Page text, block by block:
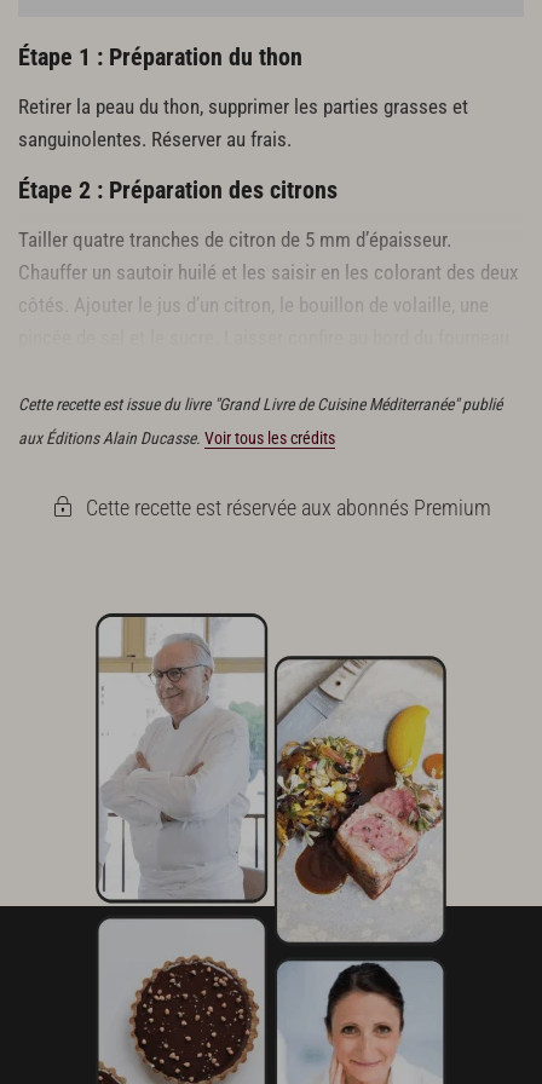
Étape 1 : Préparation du thon
Retirer la peau du thon, supprimer les parties grasses et
sanguinolentes. Réserver au frais.
Étape 2 : Préparation des citrons
Tailler quatre tranches de citron de 5 mm d’épaisseur.
Chauffer un sautoir huilé et les saisir en les colorant des deux
côtés. Ajouter le jus d’un citron, le bouillon de volaille, une
Cette recette est issue du livre "Grand Livre de Cuisine Méditerranée" publié
aux Éditions Alain Ducasse. Voir tous les crédits
Cette recette est réservée aux abonnés Premium